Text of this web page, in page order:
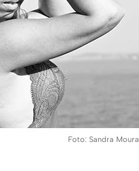
Foto: Sandra Moura